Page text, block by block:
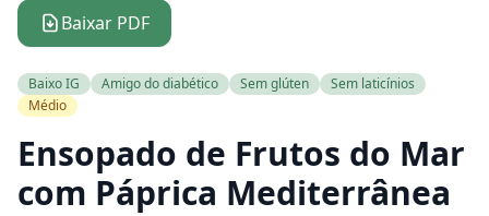
Baixar PDF
Baixo IG Amigo do diabético Sem glúten
Sem laticínios
Médio
Ensopado de Frutos do Mar
com Páprica Mediterrânea